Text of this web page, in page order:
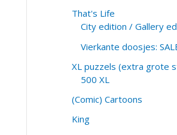
That's Life
City edition / Gallery
Vierkante doosjes:
XL puzzels (extra grote
500 XL
(Comic) Cartoons
King